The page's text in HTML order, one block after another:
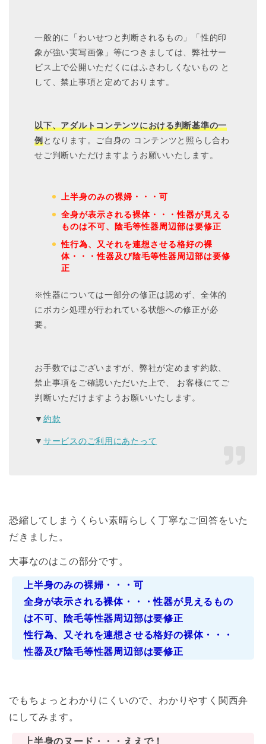
一般的に「わいせつと判断されるもの」「性的印
象が強い実写画像」等につきましては、弊社サー
ビス上で公開いただくにはふさわしくないもの と
して、禁止事項と定めております。
以下、アダルトコンテンツにおける判断基準の一
例となります。ご自身の コンテンツと照らし合わ
せご判断いただけますようお願いいたします。
上半身のみの裸婦・・・可
全身が表示される裸体・・・性器が見える
ものは不可、陰毛等性器周辺部は要修正
性行為、又それを連想させる格好の裸
体・・・性器及び陰毛等性器周辺部は要修
正
※性器については一部分の修正は認めず、全体的
にボカシ処理が行われている状態への修正が必
要。
お手数ではございますが、弊社が定めます約款、
禁止事項をご確認いただいた上で、 お客様にてご
判断いただけますようお願いいたします。
▼ 約款
▼ サービスのご利用にあたって
恐縮してしまうくらい素晴らしく丁寧なご回答をいた
だきました。
大事なのはこの部分です。
上半身のみの裸婦・・・可
全身が表示される裸体・・・性器が見えるもの
は不可、陰毛等性器周辺部は要修正
性行為、又それを連想させる格好の裸体・・・
性器及び陰毛等性器周辺部は要修正
でもちょっとわかりにくいので、わかりやすく関西弁
にしてみます。
上半身のヌード・・・ええで！